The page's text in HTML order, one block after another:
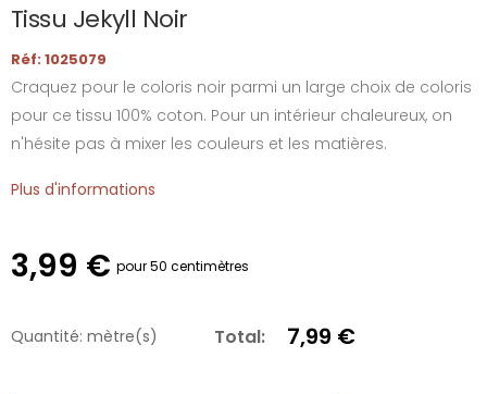
Tissu Jekyll Noir
Réf: 1025079
Craquez pour le coloris noir parmi un large choix de coloris
pour ce tissu 100% coton. Pour un intérieur chaleureux, on
n'hésite pas à mixer les couleurs et les matières.
Plus d'informations
3,99 € pour 50 centimètres
Quantité: mètre(s) Total: 7,99 €